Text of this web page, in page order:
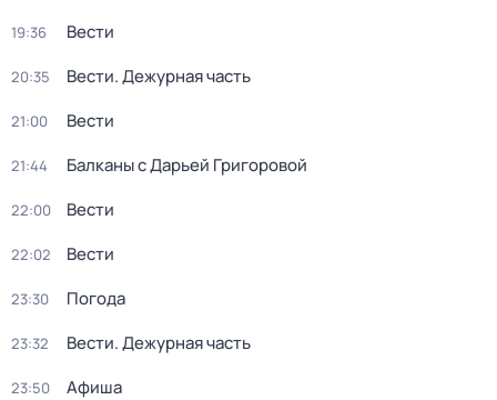
19:36 Вести
20:35 Вести. Дежурная часть
21:00 Вести
21:44 Балканы с Дарьей Григоровой
22:00 Вести
22:02 Вести
23:30 Погода
23:32 Вести. Дежурная часть
23:50 Афиша